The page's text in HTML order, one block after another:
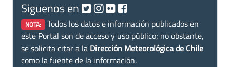
Siguenos en
NOTA: Todos los datos e información publicados en
este Portal son de acceso y uso público; no obstante,
se solicita citar a la Dirección Meteorológica de Chile
como la fuente de la información.